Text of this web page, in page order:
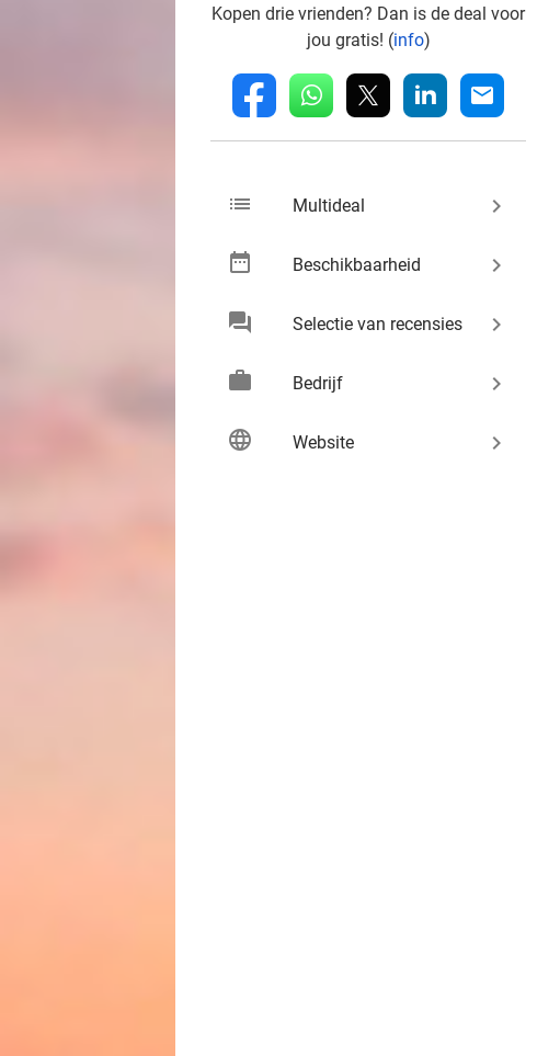
Kopen drie vrienden? Dan is de deal voor
jou gratis! (info)
fb whatsapp linkedin mail
list Multideal keyboard_arrow_right
date_range Beschikbaarheid keyboard_arrow_right
chat Selectie van recensies keyboard_arrow_right
work Bedrijf keyboard_arrow_right
language Website keyboard_arrow_right